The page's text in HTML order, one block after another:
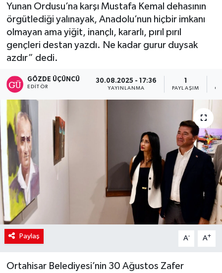
Yunan Ordusu’na karşı Mustafa Kemal dehasının
örgütlediği yalınayak, Anadolu’nun hiçbir imkanı
olmayan ama yiğit, inançlı, kararlı, pırıl pırıl
gençleri destan yazdı. Ne kadar gurur duysak
azdır” dedi.
GÖZDE ÜÇÜNCÜ
EDITÖR
30.08.2025 - 17:36
YAYINLANMA
1
PAYLAŞIM
Paylaş A- A+
Ortahisar Belediyesi’nin 30 Ağustos Zafer